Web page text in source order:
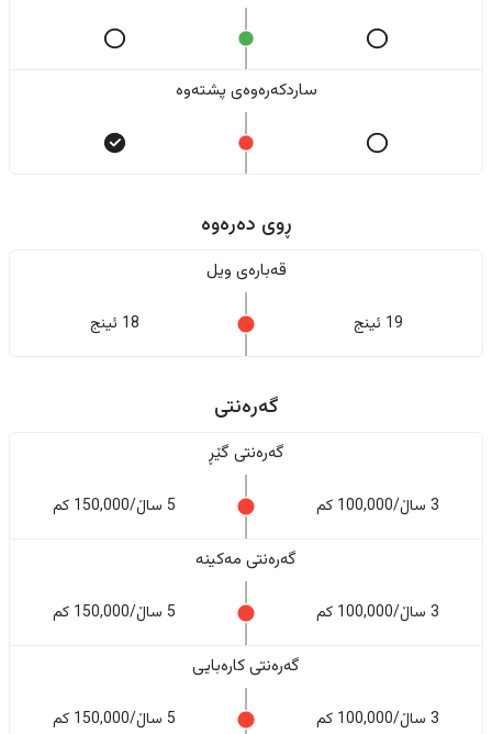
ساردکەرەوەی پشتەوە
ڕوی دەرەوە
قەبارەی ویل
19 ئینج 18 ئینج
گەرەنتی
گەرەنتی گێڕ
3 ساڵ/100,000 کم 5 ساڵ/150,000 کم
گەرەنتی مەکینە
3 ساڵ/100,000 کم 5 ساڵ/150,000 کم
گەرەنتی کارەبایی
3 ساڵ/100,000 کم 5 ساڵ/150,000 کم